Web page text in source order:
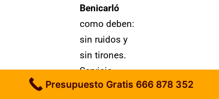
Benicarló
como deben:
sin ruidos y
sin tirones.
Servicio
profesional
Presupuesto Gratis 666 878 352